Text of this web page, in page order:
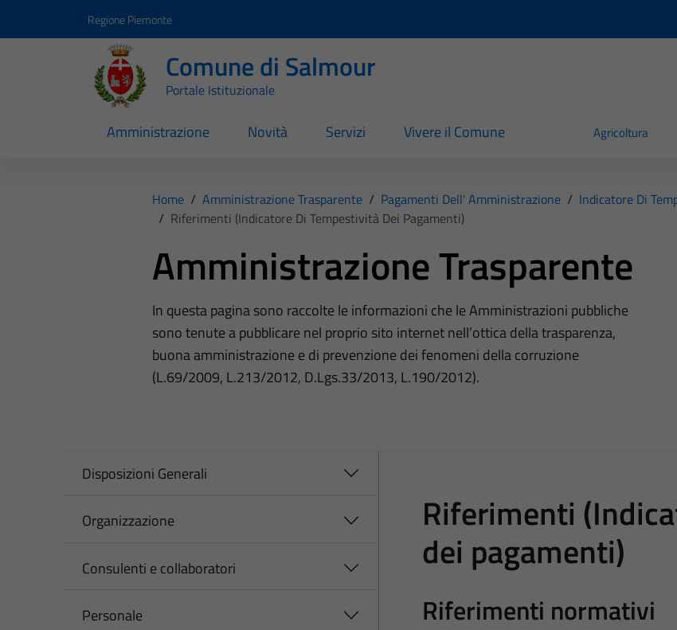
Regione Piemonte
Comune di Salmour
Portale Istituzionale
Amministrazione Novità Servizi Vivere il Comune Agricoltura
Home / Amministrazione Trasparente / Pagamenti Dell' Amministrazione / Indicatore Di
/ Riferimenti (Indicatore Di Tempestività Dei Pagamenti)
Amministrazione Trasparente
In questa pagina sono raccolte le informazioni che le Amministrazioni pubbliche
sono tenute a pubblicare nel proprio sito internet nell’ottica della trasparenza,
buona amministrazione e di prevenzione dei fenomeni della corruzione
(L.69/2009, L.213/2012, D.Lgs.33/2013, L.190/2012).
Disposizioni Generali
Organizzazione
Consulenti e collaboratori
Personale
Riferimenti
dei pagamenti)
Riferimenti normativi